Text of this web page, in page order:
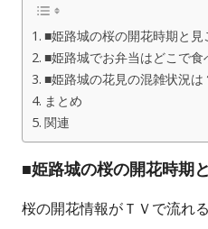
■姫路城の桜の開花時期と見
■姫路城でお弁当はどこで食
■姫路城の花見の混雑状況は
まとめ
関連
■姫路城の桜の開花時期
桜の開花情報がＴＶで流れ